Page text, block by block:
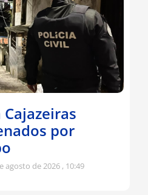
por
agosto de 2026 10:49